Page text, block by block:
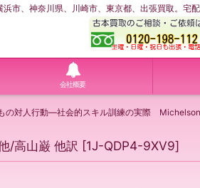
市、神奈川県、川崎市、東京都、出張買取。
会社概要
の対人行動―社会的スキル訓練の実際
/高山巌 他訳 [1J-QDP4-9XV9]